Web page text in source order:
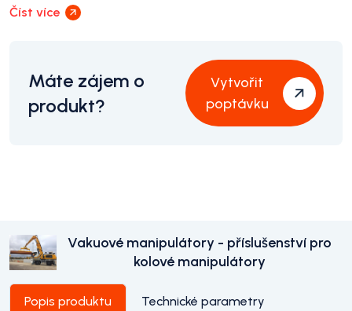
Číst více
Máte zájem o
produkt?
Vytvořit
poptávku
Vakuové manipulátory - příslušenství pro
kolové manipulátory
Popis produktu Technické parametry